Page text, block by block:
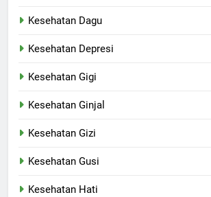
Kesehatan Dagu
Kesehatan Depresi
Kesehatan Gigi
Kesehatan Ginjal
Kesehatan Gizi
Kesehatan Gusi
Kesehatan Hati